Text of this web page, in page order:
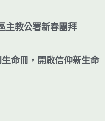
主教公署新春團拜
命冊，開啟信仰新生命